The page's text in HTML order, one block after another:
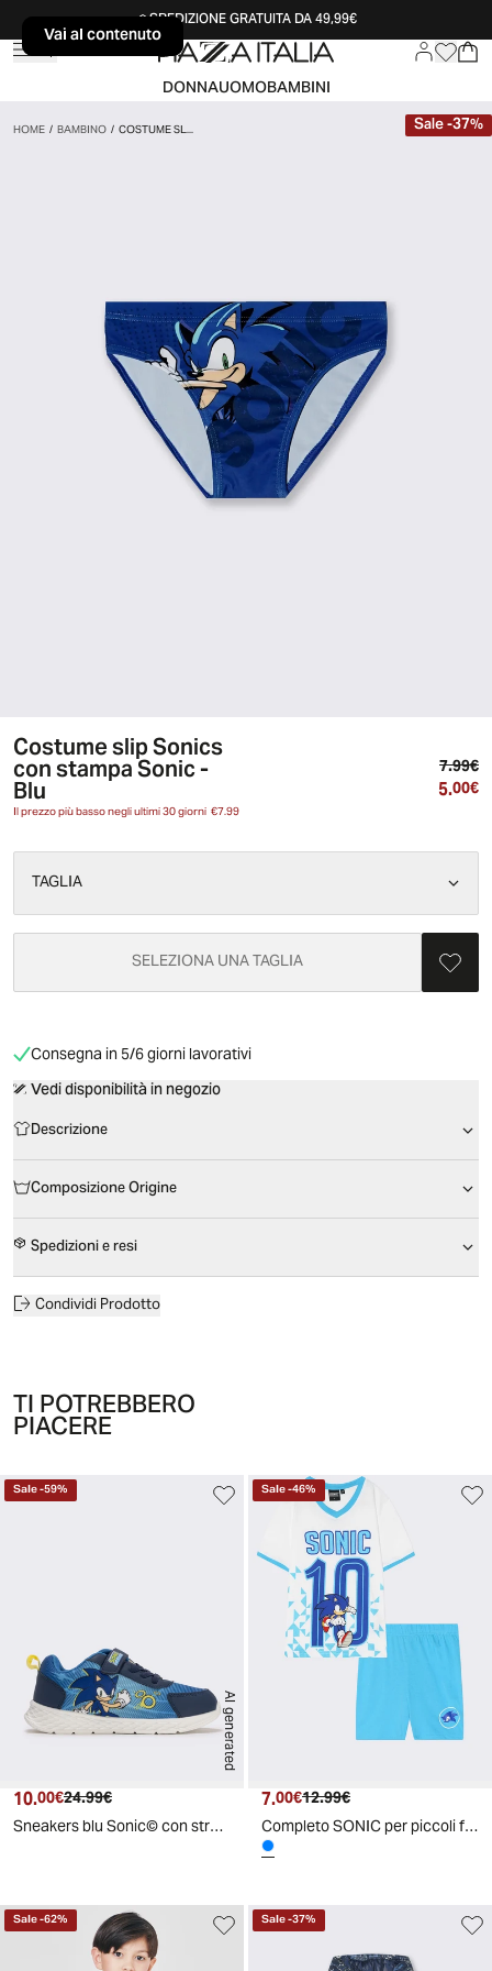
Vai al contenutoSPEDIZIONE GRATUITA DA 49,99€
DONNAUOMOBAMBINI
HOME/BAMBINO/COSTUME SL... Sale-37%
Costume slip Sonics
con stampa Sonic -
Blu
Il prezzo più basso negli ultimi 30 giorni€7.99
7.99€
5.00€
TAGLIA
SELEZIONA UNA TAGLIA
Consegna in 5/6 giorni lavorativi
Vedi disponibilità in negozio
Descrizione
Composizione Origine
Spedizioni e resi
Condividi Prodotto
TI POTREBBERO
PIACERE
AI generated
Sale-59%
Prezzo attuale
10.00€ Prezzo originale
24.99€
Sneakers blu Sonic© con strappo per bambini - Blu
Sale-46%
Prezzo attuale
7.00€ Prezzo originale
12.99€
Completo SONIC per piccoli fan attivi - Azzurro
Sale-62% Sale-37%
Vai al contenuto